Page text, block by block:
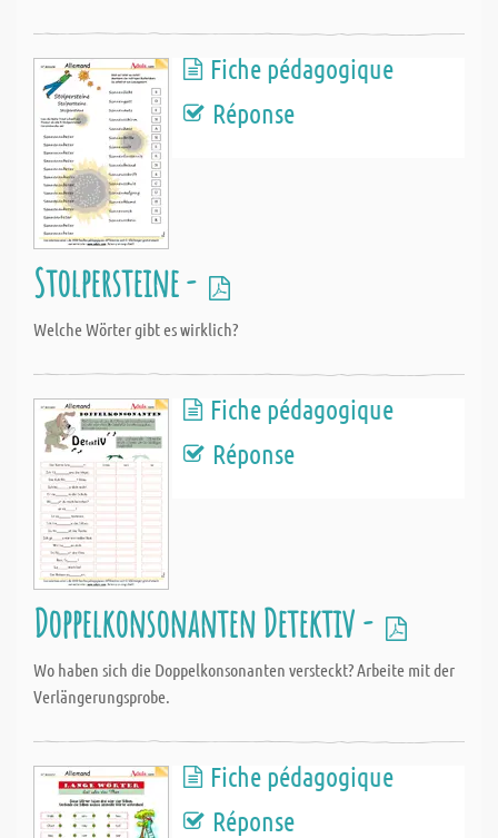
Fiche pédagogique
Réponse
Stolpersteine -
Welche Wörter gibt es wirklich?
Fiche pédagogique
Réponse
Doppelkonsonanten Detektiv -
Wo haben sich die Doppelkonsonanten versteckt? Arbeite mit der
Verlängerungsprobe.
Fiche pédagogique
Réponse